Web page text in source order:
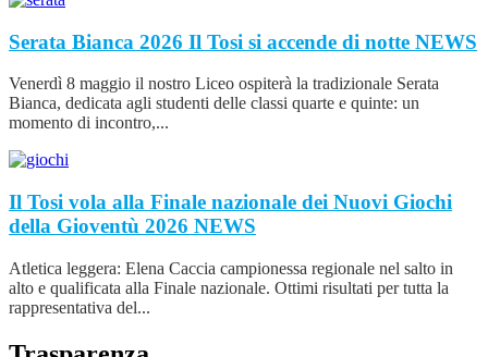
Serata Bianca 2026 Il Tosi si accende di notte NEWS
Venerdì 8 maggio il nostro Liceo ospiterà la tradizionale Serata
Bianca, dedicata agli studenti delle classi quarte e quinte: un
momento di incontro,...
Il Tosi vola alla Finale nazionale dei Nuovi Giochi
della Gioventù 2026 NEWS
Atletica leggera: Elena Caccia campionessa regionale nel salto in
alto e qualificata alla Finale nazionale. Ottimi risultati per tutta la
rappresentativa del...